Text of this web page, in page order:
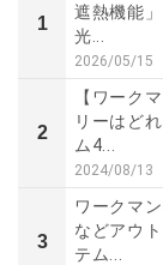
1
遮熱機能
光...
2026/05/15
2
【ワーク
リーはど
ム4...
2024/08/13
3
ワークマ
などアウ
テム...